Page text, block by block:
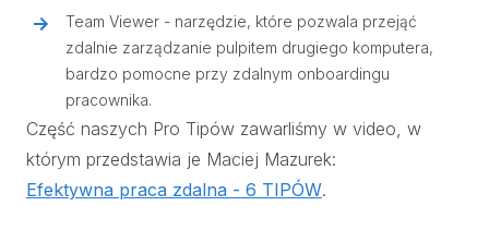
Team Viewer - narzędzie, które pozwala przejąć
zdalnie zarządzanie pulpitem drugiego komputera,
bardzo pomocne przy zdalnym onboardingu
pracownika.
Część naszych Pro Tipów zawarliśmy w video, w
którym przedstawia je Maciej Mazurek:
Efektywna praca zdalna - 6 TIPÓW.